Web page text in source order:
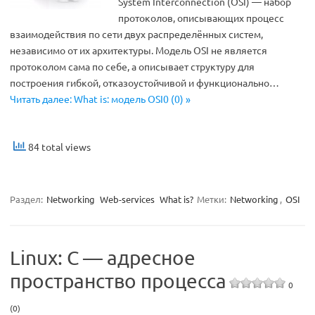
протоколов, описывающих процесс
взаимодействия по сети двух распределённых систем,
независимо от их архитектуры. Модель OSI не является
протоколом сама по себе, а описывает структуру для
построения гибкой, отказоустойчивой и функционально…
Читать далее: What is: модель OSI0 (0) »
84 total views
Раздел: Networking Web-services What is? Метки: Networking , OSI
Linux: C — адресное
пространство процесса
0
(0)